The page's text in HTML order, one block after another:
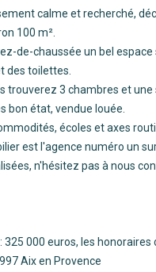
calme et recherché,
100 m².
de-chaussée un bel
des toilettes.
trouverez 3 chambres et
bon état, vendue louée.
écoles et axes
est l'agence numéro un
n'hésitez pas à nous
325 000 euros, les
Aix en Provence